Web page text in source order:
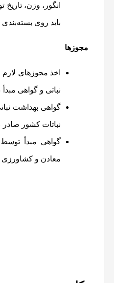
انگور، وزن، تاریخ
باید روی
مجوزها
اخذ مجوزهای
نباتی و گواهی
گواهی بهداشت
نباتات کشور
گواهی مبدأ توسط
معادن و کشاورزی